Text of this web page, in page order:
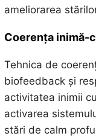
ameliorarea
Coerența inimă-
Tehnica de
biofeedback și
activitatea inimii
activarea
stări de calm